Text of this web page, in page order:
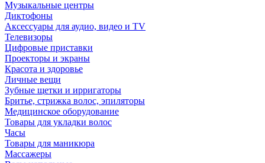
Музыкальные центры
Диктофоны
Аксессуары для аудио, видео и TV
Телевизоры
Цифровые приставки
Проекторы и экраны
Красота и здоровье
Личные вещи
Зубные щетки и ирригаторы
Бритье, стрижка волос, эпиляторы
Медицинское оборудование
Товары для укладки волос
Часы
Товары для маникюра
Массажеры